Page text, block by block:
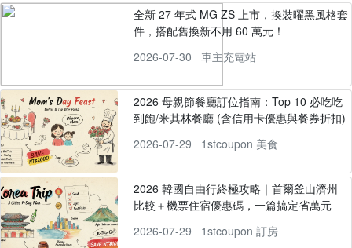
全新 27 年式 MG ZS 上市，換裝曜黑風格套
件，搭配舊換新不用 60 萬元！
2026-07-30
車主充電站
2026 母親節餐廳訂位指南：Top 10 必吃吃
到飽/米其林餐廳 (含信用卡優惠與餐券折扣)
2026-07-29
1stcoupon 美食
2026 韓國自由行終極攻略｜首爾釜山濟州
比較＋機票住宿優惠碼，一篇搞定省萬元
2026-07-29
1stcoupon 訂房